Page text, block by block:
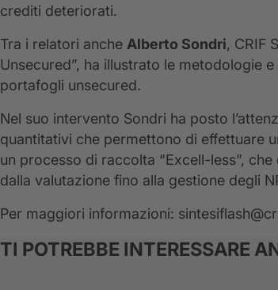
crediti deteriorati.
Tra i relatori anche Alberto Sondri, CRIF
Unsecured”, ha illustrato le metodologie
portafogli unsecured.
Nel suo intervento Sondri ha posto
quantitativi che permettono di effettuare
un processo di raccolta “Excell-less”,
dalla valutazione fino alla gestione degli
Per maggiori informazioni:
TI POTREBBE INTERESSARE